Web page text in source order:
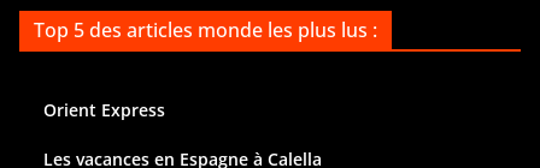
Top 5 des articles monde les plus lus :
Orient Express
Les vacances en Espagne à Calella